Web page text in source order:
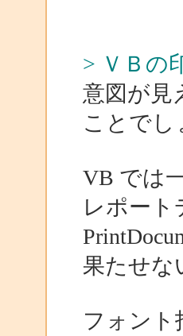
> ＶＢの
意図が見
ことでし
VB では
レポート
果たせな
フォント